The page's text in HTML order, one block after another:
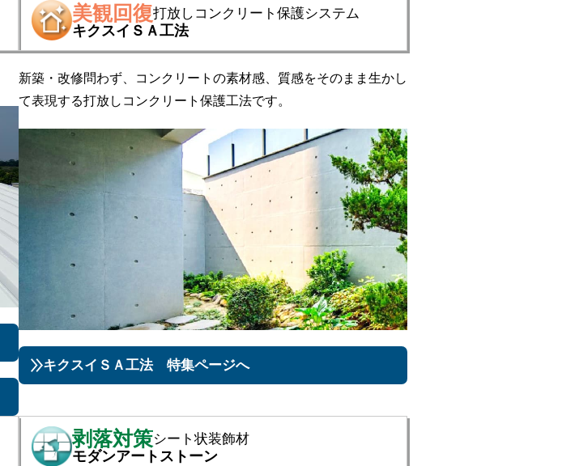
美観回復打放しコンクリート保護システム
キクスイＳＡ工法
新築・改修問わず、コンクリートの素材感、質感をそのまま生かし
て​表現する打放しコンクリート保護工法です。
キクスイＳＡ工法 特集ページへ
剥落対策シート状装飾材
モダンアートストーン